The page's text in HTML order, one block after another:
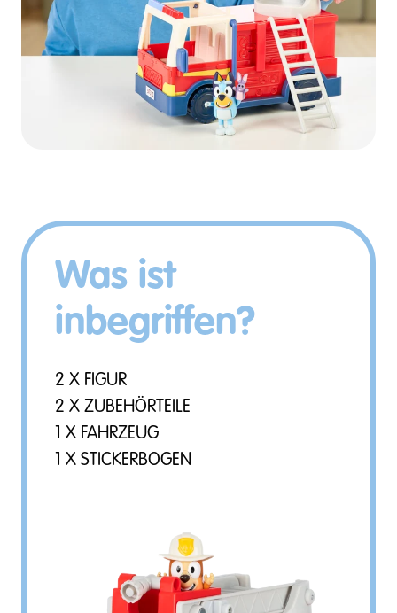
Was ist
inbegriffen?
2 X FIGUR
2 X ZUBEHÖRTEILE
1 X FAHRZEUG
1 X STICKERBOGEN